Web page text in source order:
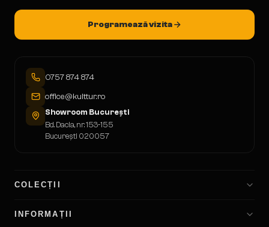
Programează vizita
0757 874 874
office@kulttur.ro
Showroom București
Bd. Dacia, nr. 153-155
București 020057
COLECȚII
INFORMAȚII